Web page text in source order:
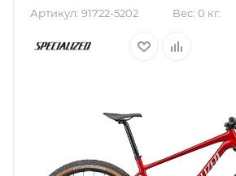
Артикул: 91722-5202 Вес: 0 кг.